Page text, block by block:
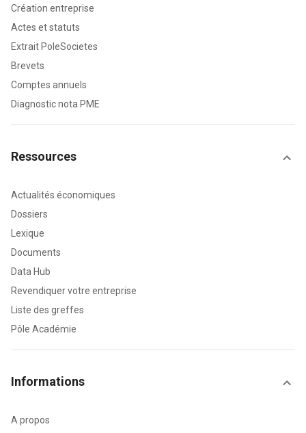
Création entreprise
Actes et statuts
Extrait PoleSocietes
Brevets
Comptes annuels
Diagnostic nota PME
Ressources
Actualités économiques
Dossiers
Lexique
Documents
Data Hub
Revendiquer votre entreprise
Liste des greffes
Pôle Académie
Informations
A propos